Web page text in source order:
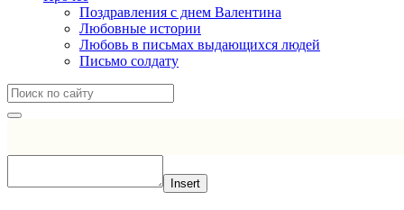
Поздравления с днем Валентина
Любовные истории
Любовь в письмах выдающихся людей
Письмо солдату
Insert